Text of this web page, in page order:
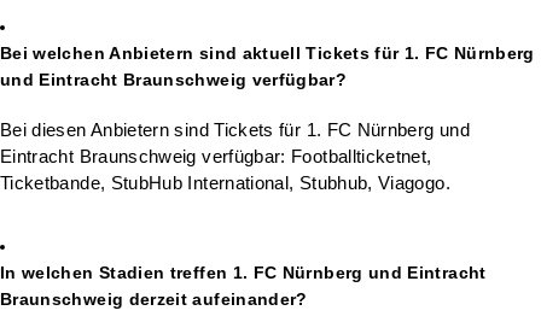
Bei welchen Anbietern sind aktuell Tickets für 1. FC Nürnberg
und Eintracht Braunschweig verfügbar?
Bei diesen Anbietern sind Tickets für 1. FC Nürnberg und
Eintracht Braunschweig verfügbar: Footballticketnet,
Ticketbande, StubHub International, Stubhub, Viagogo.
In welchen Stadien treffen 1. FC Nürnberg und Eintracht
Braunschweig derzeit aufeinander?